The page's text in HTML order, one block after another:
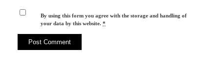
By using this form you agree with the storage and handling of
your data by this website.*